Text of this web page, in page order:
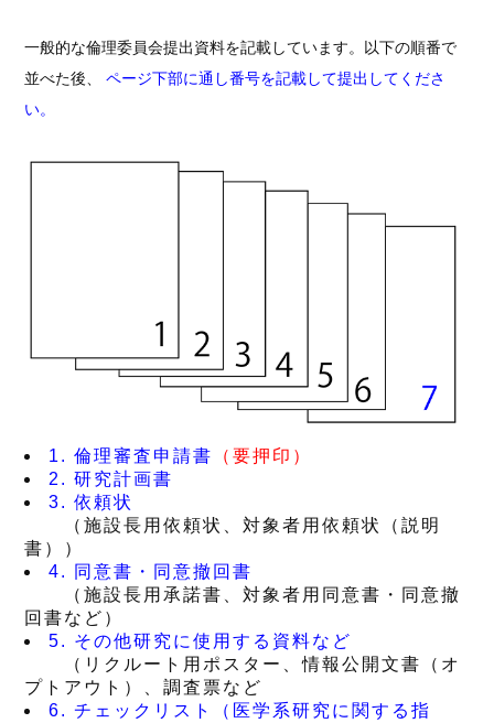
一般的な倫理委員会提出資料を記載しています。以下の順番で
並べた後、
ページ下部に通し番号を記載して提出してくださ
い。
1. 倫理審査申請書
（要押印）
2. 研究計画書
3. 依頼状
（施設長用依頼状、対象者用依頼状（説明
書））
4. 同意書・同意撤回書
（施設長用承諾書、対象者用同意書・同意撤
回書など）
5. その他研究に使用する資料など
（リクルート用ポスター、情報公開文書（オ
プトアウト）、調査票など
6. チェックリスト（医学系研究に関する指